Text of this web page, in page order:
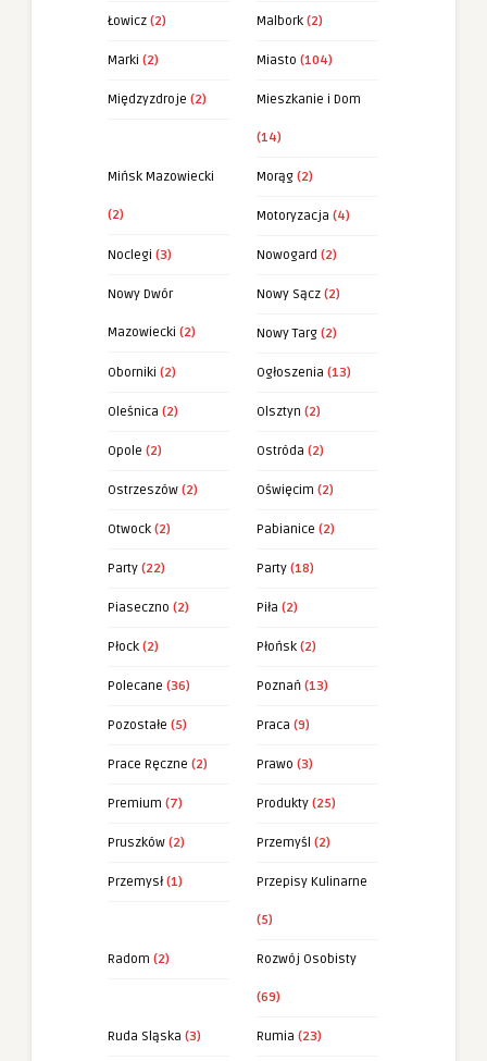
Łowicz (2) Malbork (2)
Marki (2) Miasto (104)
Międzyzdroje (2) Mieszkanie i Dom
(14)
Mińsk Mazowiecki
(2)
Morąg (2)
Motoryzacja (4)
Noclegi (3) Nowogard (2)
Nowy Dwór
Mazowiecki (2)
Nowy Sącz (2)
Nowy Targ (2)
Oborniki (2) Ogłoszenia (13)
Oleśnica (2) Olsztyn (2)
Opole (2) Ostróda (2)
Ostrzeszów (2) Oświęcim (2)
Otwock (2) Pabianice (2)
Party (22) Party (18)
Piaseczno (2) Piła (2)
Płock (2) Płońsk (2)
Polecane (36) Poznań (13)
Pozostałe (5) Praca (9)
Prace Ręczne (2) Prawo (3)
Premium (7) Produkty (25)
Pruszków (2) Przemyśl (2)
Przemysł (1) Przepisy Kulinarne
(5)
Radom (2) Rozwój Osobisty
(69)
Ruda Sląska (3) Rumia (23)